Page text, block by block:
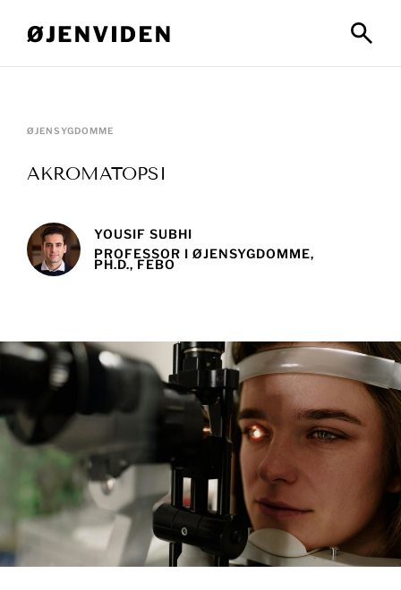
ØJENSYGDOMME
AKROMATOPSI
YOUSIF SUBHI
PROFESSOR I ØJENSYGDOMME,
PH.D., FEBO